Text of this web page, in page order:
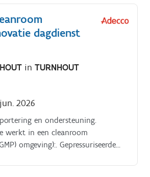
dagdienst
in TURNHOUT
2026
en ondersteuning.
werkt in een cleanroom
omgeving):. Gepressuriseerde